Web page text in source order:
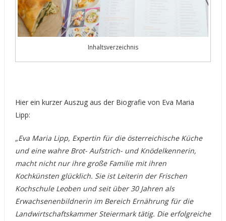
Inhaltsverzeichnis
Hier ein kurzer Auszug aus der Biografie von Eva Maria
Lipp:
„Eva Maria Lipp, Expertin für die österreichische Küche
und eine wahre Brot- Aufstrich- und Knödelkennerin,
macht nicht nur ihre große Familie mit ihren
Kochkünsten glücklich. Sie ist Leiterin der Frischen
Kochschule Leoben und seit über 30 Jahren als
Erwachsenenbildnerin im Bereich Ernährung für die
Landwirtschaftskammer Steiermark tätig. Die erfolgreiche